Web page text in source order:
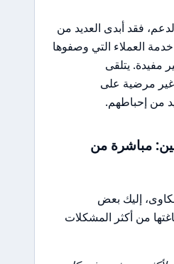
فقد أبدى العديد من
العملاء التي وصفوها
مفيدة. يتلقى
مرضية على
من إحباطهم.
مباشرة من
إليك بعض
من أكثر المشكلات